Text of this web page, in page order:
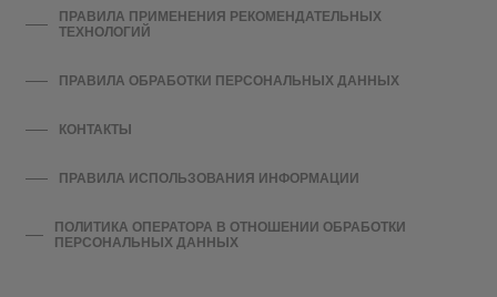
ПРАВИЛА ПРИМЕНЕНИЯ РЕКОМЕНДАТЕЛЬНЫХ
ТЕХНОЛОГИЙ
ПРАВИЛА ОБРАБОТКИ ПЕРСОНАЛЬНЫХ ДАННЫХ
КОНТАКТЫ
ПРАВИЛА ИСПОЛЬЗОВАНИЯ ИНФОРМАЦИИ
ПОЛИТИКА ОПЕРАТОРА В ОТНОШЕНИИ ОБРАБОТКИ
ПЕРСОНАЛЬНЫХ ДАННЫХ